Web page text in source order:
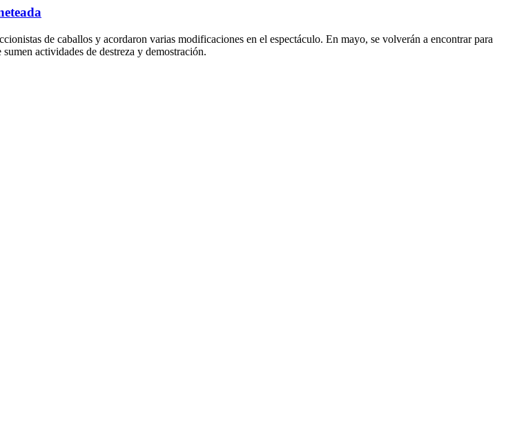
de caballos y acordaron varias modificaciones en el espectáculo. En mayo, se volverán a encontrar para
actividades de destreza y demostración.